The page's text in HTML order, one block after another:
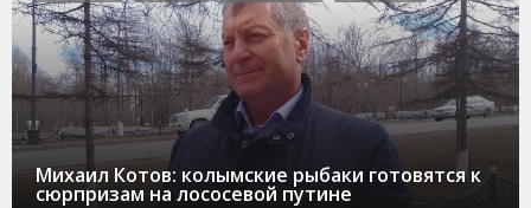
Михаил Котов: колымские рыбаки готовятся к
сюрпризам на лососевой путине